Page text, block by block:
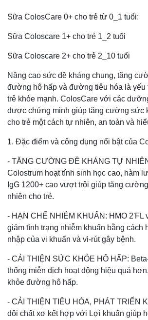
Sữa ColosCare 0+ cho trẻ từ 0_1 tuổi:
Sữa Coloscare 1+ cho trẻ 1_2 tuổi
Sữa Coloscare 2+ cho trẻ 2_10 tuổi
Nâng cao sức đề kháng chung, tăng
đường hô hấp và đường tiêu hóa là yếu
trẻ khỏe mạnh. ColosCare với các
được chứng minh giúp tăng cường sức
cho trẻ một cách tự nhiên, an toàn và
1. Đặc điểm và công dụng nổi bật của
- TĂNG CƯỜNG ĐỀ KHÁNG TỰ
Colostrum hoạt tính sinh học cao, hàm
IgG 1200+ cao vượt trội giúp tăng
nhiên cho trẻ.
- HẠN CHẾ NHIỄM KHUẨN: HMO 2'FL
giảm tình trạng nhiễm khuẩn bằng cách
nhập của vi khuẩn và vi-rút gây bệnh.
- CẢI THIỆN SỨC KHỎE HÔ HẤP:
thống miễn dịch hoạt động hiệu quả
khỏe đường hô hấp.
- CẢI THIỆN TIÊU HÓA, PHÁT TRIỂN
đôi chất xơ kết hợp với Lợi khuẩn giúp